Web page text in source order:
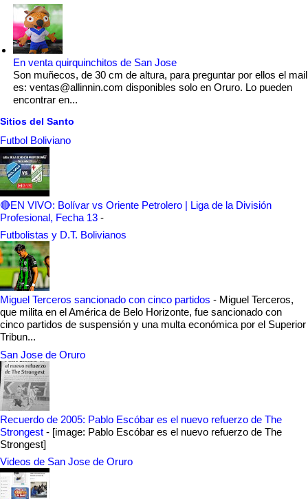
En venta quirquinchitos de San Jose
Son muñecos, de 30 cm de altura, para preguntar por ellos el mail
es: ventas@allinnin.com disponibles solo en Oruro. Lo pueden
encontrar en...
Sitios del Santo
Futbol Boliviano
🔴EN VIVO: Bolívar vs Oriente Petrolero | Liga de la División
Profesional, Fecha 13 -
Futbolistas y D.T. Bolivianos
Miguel Terceros sancionado con cinco partidos - Miguel Terceros,
que milita en el América de Belo Horizonte, fue sancionado con
cinco partidos de suspensión y una multa económica por el Superior
Tribun...
San Jose de Oruro
Recuerdo de 2005: Pablo Escóbar es el nuevo refuerzo de The
Strongest - [image: Pablo Escóbar es el nuevo refuerzo de The
Strongest]
Videos de San Jose de Oruro